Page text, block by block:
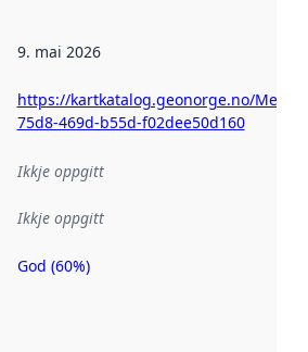
9. mai 2026
https://kartkatalog.geonorge.no/
75d8-469d-b55d-f02dee50d160
Ikkje oppgitt
Ikkje oppgitt
Metadatakvalitet
God (60%)